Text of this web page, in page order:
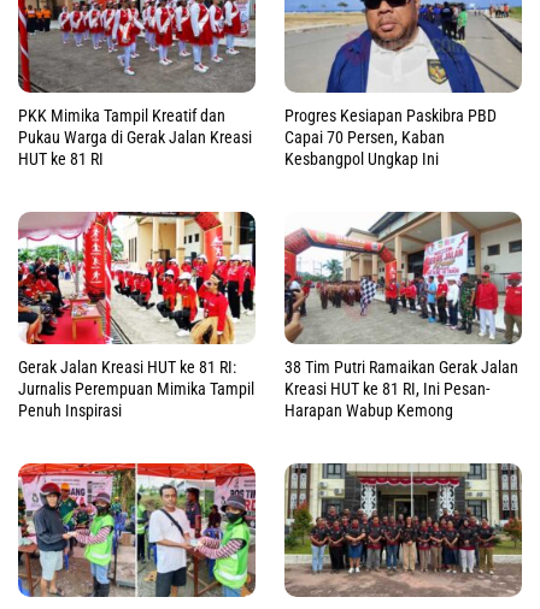
PKK Mimika Tampil Kreatif dan
Pukau Warga di Gerak Jalan Kreasi
HUT ke 81 RI
Progres Kesiapan Paskibra PBD
Capai 70 Persen, Kaban
Kesbangpol Ungkap Ini
Gerak Jalan Kreasi HUT ke 81 RI:
Jurnalis Perempuan Mimika Tampil
Penuh Inspirasi
38 Tim Putri Ramaikan Gerak Jalan
Kreasi HUT ke 81 RI, Ini Pesan-
Harapan Wabup Kemong